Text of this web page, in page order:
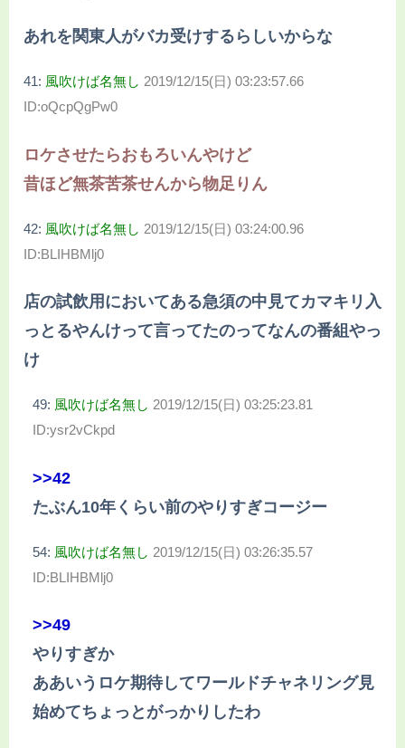
あれを関東人がバカ受けするらしいからな
41: 風吹けば名無し 2019/12/15(日) 03:23:57.66
ID:oQcpQgPw0
ロケさせたらおもろいんやけど
昔ほど無茶苦茶せんから物足りん
42: 風吹けば名無し 2019/12/15(日) 03:24:00.96
ID:BLIHBMlj0
店の試飲用においてある急須の中見てカマキリ入
っとるやんけって言ってたのってなんの番組やっ
け
49: 風吹けば名無し 2019/12/15(日) 03:25:23.81
ID:ysr2vCkpd
>>42
たぶん10年くらい前のやりすぎコージー
54: 風吹けば名無し 2019/12/15(日) 03:26:35.57
ID:BLIHBMlj0
>>49
やりすぎか
ああいうロケ期待してワールドチャネリング見
始めてちょっとがっかりしたわ